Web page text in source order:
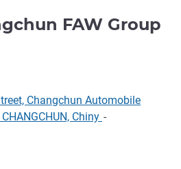
FAW Group
Changchun Automobile
Chiny -